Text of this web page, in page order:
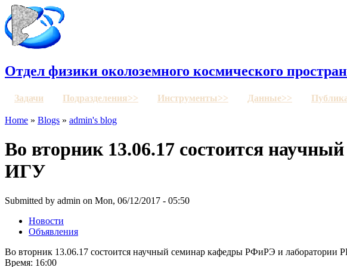
Отдел физики околоземного космического
Задачи Подразделения>> Инструменты>> Данные>>
Home » Blogs » admin's blog
Во вторник 13.06.17 состоится
ИГУ
Submitted by admin on Mon, 06/12/2017 - 05:50
Новости
Объявления
Во вторник 13.06.17 состоится научный семинар кафедры РФиРЭ и лаборатории
Время: 16:00